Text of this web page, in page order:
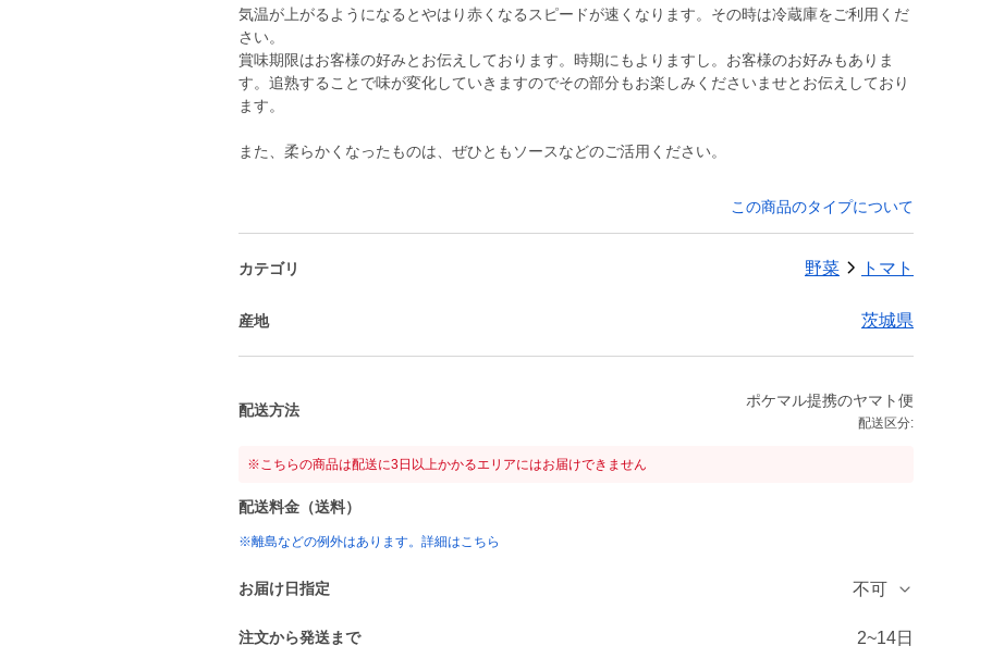
気温が上がるようになるとやはり赤くなるスピードが速くなります。その時は冷蔵庫をご利用くだ
さい。
賞味期限はお客様の好みとお伝えしております。時期にもよりますし。お客様のお好みもありま
す。追熟することで味が変化していきますのでその部分もお楽しみくださいませとお伝えしており
ます。
また、柔らかくなったものは、ぜひともソースなどのご活用ください。
この商品のタイプについて
カテゴリ 野菜 トマト
産地 茨城県
配送方法
ポケマル提携のヤマト便
配送区分:
※こちらの商品は配送に3日以上かかるエリアにはお届けできません
配送料金（送料）
※離島などの例外はあります。詳細はこちら
お届け日指定 不可
注文から発送まで 2~14日